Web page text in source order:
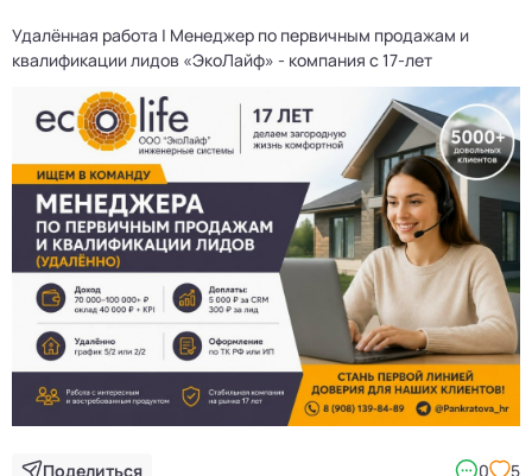
Удалённая работа | Менеджер по первичным продажам и
квалификации лидов «ЭкоЛайф» - компания с 17-лет
Поделиться 0 5